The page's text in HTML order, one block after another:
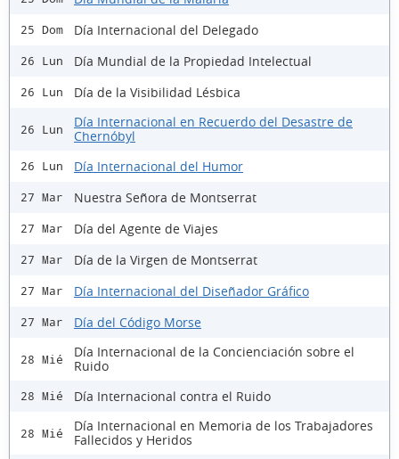
25 Dom Día Internacional del Delegado
26 Lun Día Mundial de la Propiedad Intelectual
26 Lun Día de la Visibilidad Lésbica
26 Lun
Día Internacional en Recuerdo del Desastre de
Chernóbyl
26 Lun Día Internacional del Humor
27 Mar Nuestra Señora de Montserrat
27 Mar Día del Agente de Viajes
27 Mar Día de la Virgen de Montserrat
27 Mar Día Internacional del Diseñador Gráfico
27 Mar Día del Código Morse
28 Mié
Día Internacional de la Concienciación sobre el
Ruido
28 Mié Día Internacional contra el Ruido
28 Mié
Día Internacional en Memoria de los Trabajadores
Fallecidos y Heridos